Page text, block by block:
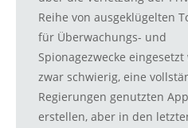
Reihe von ausgeklügelten
für Überwachungs- und
Spionagezwecke
zwar schwierig, eine
Regierungen genutzten
erstellen, aber in den